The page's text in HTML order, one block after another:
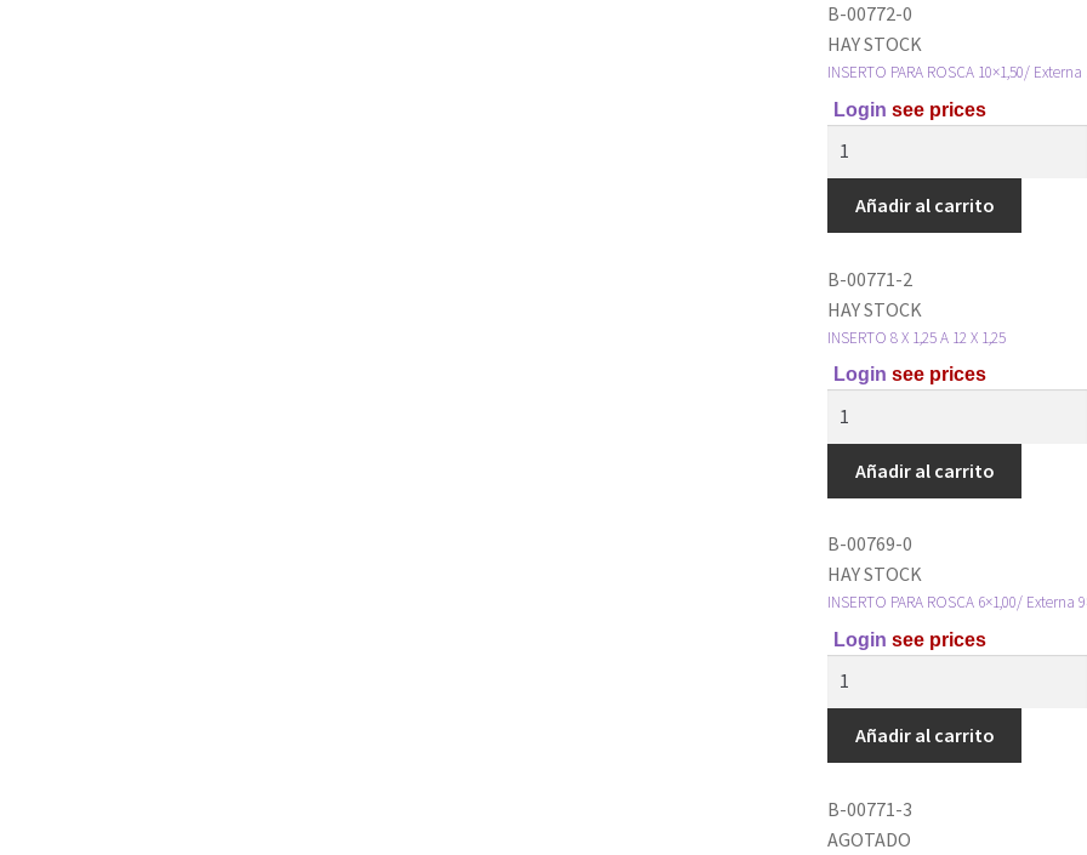
B-00772-0
HAY STOCK
INSERTO PARA ROSCA 10×1,50/ Externa
Login see prices
Añadir al carrito
B-00771-2
HAY STOCK
INSERTO 8 X 1,25 A 12 X 1,25
Login see prices
Añadir al carrito
B-00769-0
HAY STOCK
INSERTO PARA ROSCA 6×1,00/ Externa
Login see prices
Añadir al carrito
B-00771-3
AGOTADO